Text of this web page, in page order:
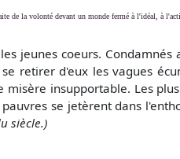
de la volonté devant un monde fermé à l'idéal, à
jeunes coeurs.
retirer d'eux les vagues
insupportable. Les
se jetèrent dans
siècle.)